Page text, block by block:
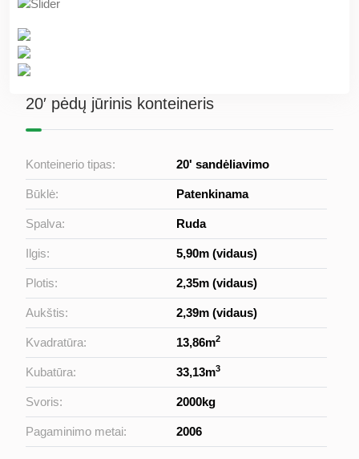
20′ pėdų jūrinis konteineris
Konteinerio tipas: 20' sandėliavimo
Būklė: Patenkinama
Spalva: Ruda
Ilgis: 5,90m (vidaus)
Plotis: 2,35m (vidaus)
Aukštis: 2,39m (vidaus)
Kvadratūra: 13,86m2
Kubatūra: 33,13m3
Svoris: 2000kg
Pagaminimo metai: 2006